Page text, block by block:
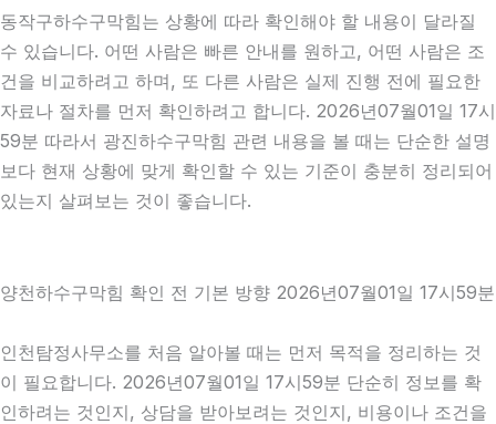
동작구하수구막힘는 상황에 따라 확인해야 할 내용이 달라질
수 있습니다. 어떤 사람은 빠른 안내를 원하고, 어떤 사람은 조
건을 비교하려고 하며, 또 다른 사람은 실제 진행 전에 필요한
자료나 절차를 먼저 확인하려고 합니다. 2026년07월01일 17시
59분 따라서 광진하수구막힘 관련 내용을 볼 때는 단순한 설명
보다 현재 상황에 맞게 확인할 수 있는 기준이 충분히 정리되어
있는지 살펴보는 것이 좋습니다.
양천하수구막힘 확인 전 기본 방향 2026년07월01일 17시59분
인천탐정사무소를 처음 알아볼 때는 먼저 목적을 정리하는 것
이 필요합니다. 2026년07월01일 17시59분 단순히 정보를 확
인하려는 것인지, 상담을 받아보려는 것인지, 비용이나 조건을